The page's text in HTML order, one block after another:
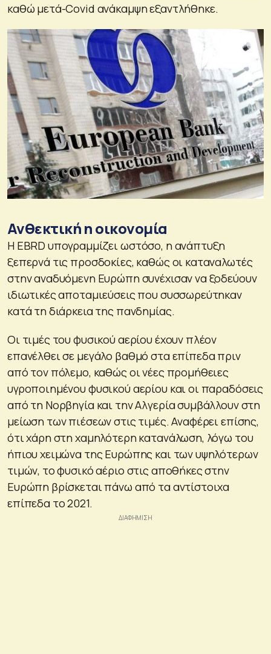
καθώ μετά-Covid ανάκαμψη εξαντλήθηκε.
Ανθεκτική η οικονομία
Η EBRD υπογραμμίζει ωστόσο, η ανάπτυξη
ξεπερνά τις προσδοκίες, καθώς οι καταναλωτές
στην αναδυόμενη Ευρώπη συνέχισαν να ξοδεύουν
ιδιωτικές αποταμιεύσεις που συσσωρεύτηκαν
κατά τη διάρκεια της πανδημίας.
Οι τιμές του φυσικού αερίου έχουν πλέον
επανέλθει σε μεγάλο βαθμό στα επίπεδα πριν
από τον πόλεμο, καθώς οι νέες προμήθειες
υγροποιημένου φυσικού αερίου και οι παραδόσεις
από τη Νορβηγία και την Αλγερία συμβάλλουν στη
μείωση των πιέσεων στις τιμές. Αναφέρει επίσης,
ότι χάρη στη χαμηλότερη κατανάλωση, λόγω του
ήπιου χειμώνα της Ευρώπης και των υψηλότερων
τιμών, το φυσικό αέριο στις αποθήκες στην
Ευρώπη βρίσκεται πάνω από τα αντίστοιχα
επίπεδα το 2021.